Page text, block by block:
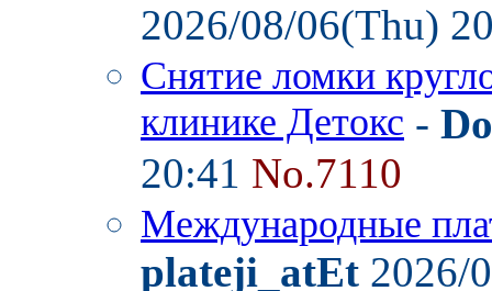
2026/08/06(Thu)
Снятие ломки
клинике Детокс -
20:41 No.7110
Международные
plateji_atEt 2026/